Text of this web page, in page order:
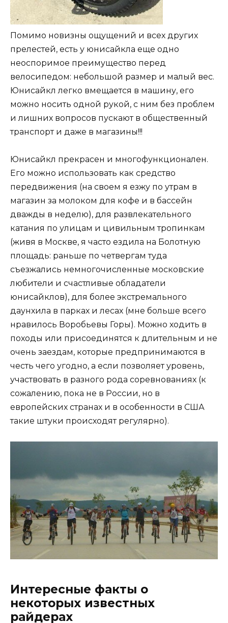
Помимо новизны ощущений и всех других
прелестей, есть у юнисайкла еще одно
неоспоримое преимущество перед
велосипедом: небольшой размер и малый вес.
Юнисайкл легко вмещается в машину, его
можно носить одной рукой, с ним без проблем
и лишних вопросов пускают в общественный
транспорт и даже в магазины!!!
Юнисайкл прекрасен и многофункционален.
Его можно использовать как средство
передвижения (на своем я езжу по утрам в
магазин за молоком для кофе и в бассейн
дважды в неделю), для развлекательного
катания по улицам и цивильным тропинкам
(живя в Москве, я часто ездила на Болотную
площадь: раньше по четвергам туда
съезжались немногочисленные московские
любители и счастливые обладатели
юнисайклов), для более экстремального
даунхила в парках и лесах (мне больше всего
нравилось Воробьевы Горы). Можно ходить в
походы или присоединятся к длительным и не
очень заездам, которые предпринимаются в
честь чего угодно, а если позволяет уровень,
участвовать в разного рода соревнованиях (к
сожалению, пока не в России, но в
европейских странах и в особенности в США
такие штуки происходят регулярно).
Интересные факты о
некоторых известных
райдерах